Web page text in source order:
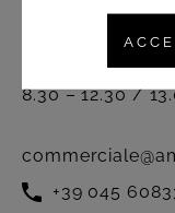
Attivo dal lunedì
seguente orario:
8.30 – 12.30 /
+39 045